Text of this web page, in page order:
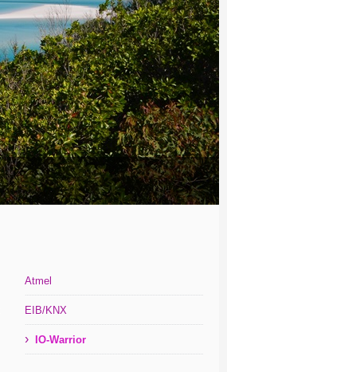
Atmel
EIB/KNX
› IO-Warrior